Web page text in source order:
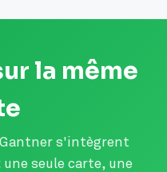
la même
s'intègrent
une seule carte, une